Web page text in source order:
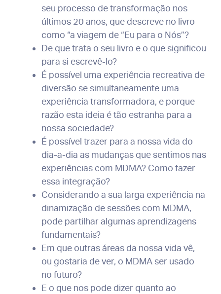
seu processo de transformação nos
últimos 20 anos, que descreve no livro
como “a viagem de “Eu para o Nós”?
De que trata o seu livro e o que significou
para si escrevê-lo?
É possível uma experiência recreativa de
diversão se simultaneamente uma
experiência transformadora, e porque
razão esta ideia é tão estranha para a
nossa sociedade?
É possível trazer para a nossa vida do
dia-a-dia as mudanças que sentimos nas
experiências com MDMA? Como fazer
essa integração?
Considerando a sua larga experiência na
dinamização de sessões com MDMA,
pode partilhar algumas aprendizagens
fundamentais?
Em que outras áreas da nossa vida vê,
ou gostaria de ver, o MDMA ser usado
no futuro?
E o que nos pode dizer quanto ao